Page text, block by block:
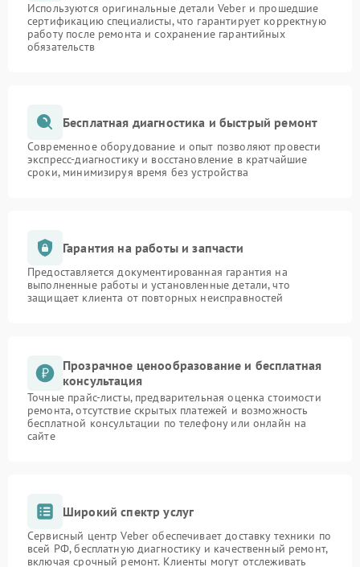
Используются оригинальные детали Veber и прошедшие
сертификацию специалисты, что гарантирует корректную
работу после ремонта и сохранение гарантийных
обязательств
Бесплатная диагностика и быстрый ремонт
Современное оборудование и опыт позволяют провести
экспресс-диагностику и восстановление в кратчайшие
сроки, минимизируя время без устройства
Гарантия на работы и запчасти
Предоставляется документированная гарантия на
выполненные работы и установленные детали, что
защищает клиента от повторных неисправностей
Прозрачное ценообразование и бесплатная
консультация
Точные прайс-листы, предварительная оценка стоимости
ремонта, отсутствие скрытых платежей и возможность
бесплатной консультации по телефону или онлайн на
сайте
Широкий спектр услуг
Сервисный центр Veber обеспечивает доставку техники по
всей РФ, бесплатную диагностику и качественный ремонт,
включая срочный ремонт. Клиенты могут отслеживать